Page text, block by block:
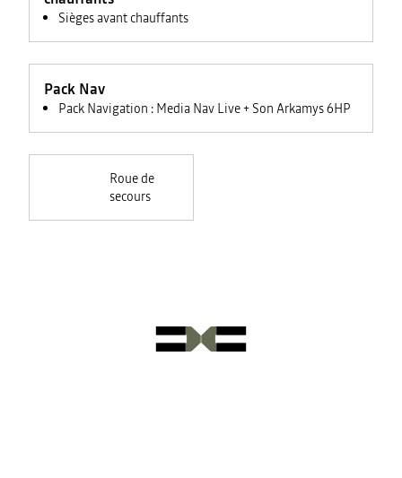
Sièges avant chauffants
Pack Nav
Pack Navigation : Media Nav Live + Son Arkamys 6HP
Roue de
secours